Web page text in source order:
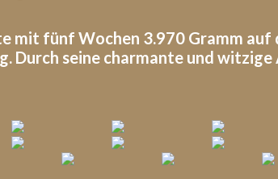
mit fünf Wochen 3.970 Gramm auf
Durch seine charmante und